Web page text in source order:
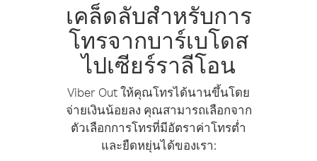
เคล็ดลับสำหรับการ
โทรจากบาร์เบโดส
ไปเซียร์ราลีโอน
Viber Out ให้คุณโทรได้นานขึ้นโดย
จ่ายเงินน้อยลง คุณสามารถเลือกจาก
ตัวเลือกการโทรที่มีอัตราค่าโทรต่ำ
และยืดหยุ่นได้ของเรา: